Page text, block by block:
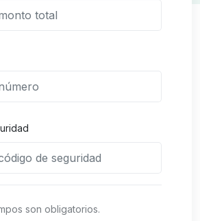
son obligatorios.